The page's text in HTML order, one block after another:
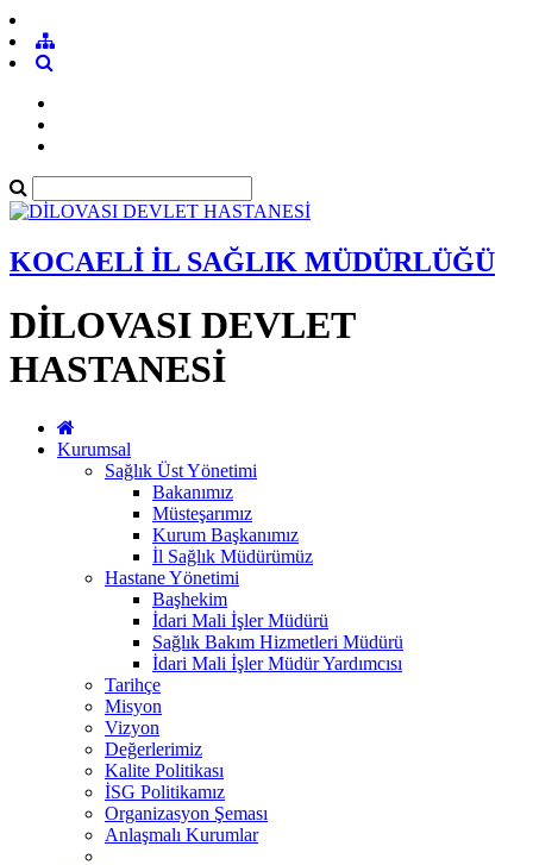
KOCAELİ İL SAĞLIK MÜDÜRLÜĞÜ
DİLOVASI DEVLET
HASTANESİ
Kurumsal
Sağlık Üst Yönetimi
Bakanımız
Müsteşarımız
Kurum Başkanımız
İl Sağlık Müdürümüz
Hastane Yönetimi
Başhekim
İdari Mali İşler Müdürü
Sağlık Bakım Hizmetleri Müdürü
İdari Mali İşler Müdür Yardımcısı
Tarihçe
Misyon
Vizyon
Değerlerimiz
Kalite Politikası
İSG Politikamız
Organizasyon Şeması
Anlaşmalı Kurumlar